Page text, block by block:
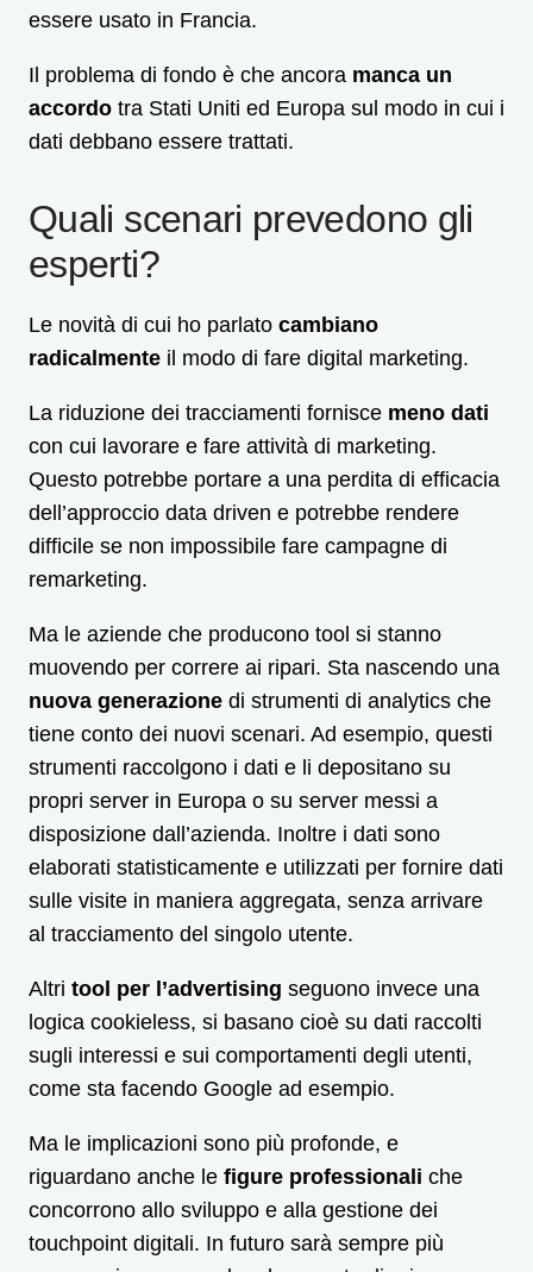
essere usato in Francia.
Il problema di fondo è che ancora manca un
accordo tra Stati Uniti ed Europa sul modo in cui i
dati debbano essere trattati.
Quali scenari prevedono gli
esperti?
Le novità di cui ho parlato cambiano
radicalmente il modo di fare digital marketing.
La riduzione dei tracciamenti fornisce meno dati
con cui lavorare e fare attività di marketing.
Questo potrebbe portare a una perdita di efficacia
dell’approccio data driven e potrebbe rendere
difficile se non impossibile fare campagne di
remarketing.
Ma le aziende che producono tool si stanno
muovendo per correre ai ripari. Sta nascendo una
nuova generazione di strumenti di analytics che
tiene conto dei nuovi scenari. Ad esempio, questi
strumenti raccolgono i dati e li depositano su
propri server in Europa o su server messi a
disposizione dall’azienda. Inoltre i dati sono
elaborati statisticamente e utilizzati per fornire dati
sulle visite in maniera aggregata, senza arrivare
al tracciamento del singolo utente.
Altri tool per l’advertising seguono invece una
logica cookieless, si basano cioè su dati raccolti
sugli interessi e sui comportamenti degli utenti,
come sta facendo Google ad esempio.
Ma le implicazioni sono più profonde, e
riguardano anche le figure professionali che
concorrono allo sviluppo e alla gestione dei
touchpoint digitali. In futuro sarà sempre più